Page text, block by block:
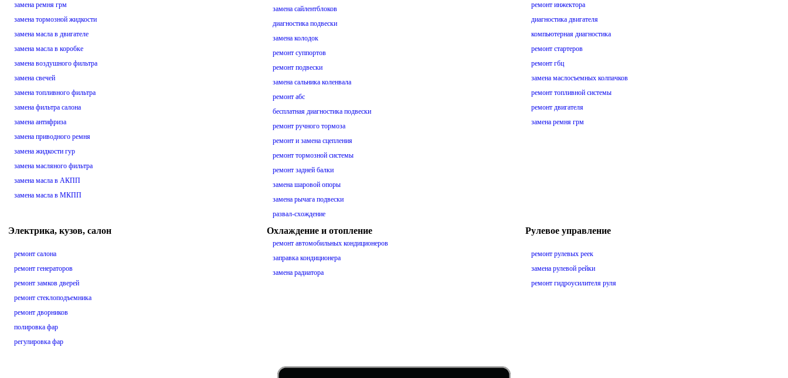
замена ремня грм
замена тормозной жидкости
замена масла в двигателе
замена масла в коробке
замена воздушного фильтра
замена свечей
замена топливного фильтра
замена фильтра салона
замена антифриза
замена приводного ремня
замена жидкости гур
замена масляного фильтра
замена масла в АКПП
замена масла в МКПП
замена сайлентблоков
диагностика подвески
замена колодок
ремонт суппортов
ремонт подвески
замена сальника коленвала
ремонт абс
бесплатная диагностика подвески
ремонт ручного тормоза
ремонт и замена сцепления
ремонт тормозной системы
ремонт задней балки
замена шаровой опоры
замена рычага подвески
развал-схождение
ремонт инжектора
диагностика двигателя
компьютерная диагностика
ремонт стартеров
ремонт гбц
замена маслосъемных колпачков
ремонт топливной системы
ремонт двигателя
замена ремня грм
Электрика, кузов, салон
ремонт салона
ремонт генераторов
ремонт замков дверей
ремонт стеклоподъемника
ремонт дворников
полировка фар
регулировка фар
Охлаждение и отопление
ремонт автомобильных кондиционеров
заправка кондиционера
замена радиатора
Рулевое управление
ремонт рулевых реек
замена рулевой рейки
ремонт гидроусилителя руля